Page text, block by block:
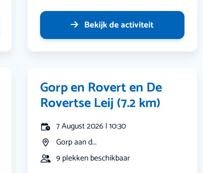
Bekijk de activiteit
Gorp en Rovert en De
Rovertse Leij (7.2 km)
7 August 2026 | 10:30
Gorp aan d...
9 plekken beschikbaar